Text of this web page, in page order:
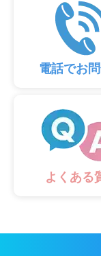
電話でお
よくある